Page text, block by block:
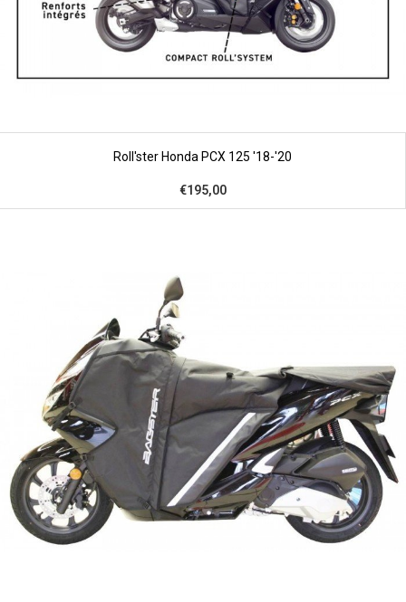
Roll'ster Honda PCX 125 '18-'20
€195,00